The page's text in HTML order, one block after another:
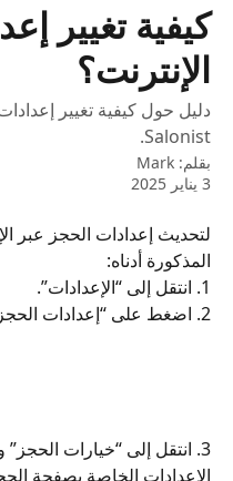
كيفية تغيير
الإنترنت؟
دليل حول كيفية تغيير
Salonist.
بقلم: Mark
3 يناير 2025
لتحديث إعدادات الحجز عبر
المذكورة أدناه:
1. انتقل إلى “الإعدادات”.
2. اضغط على “إعدادات الحجز”
3. انتقل إلى “خيارات
الإعدادات الخاصة بصفحة